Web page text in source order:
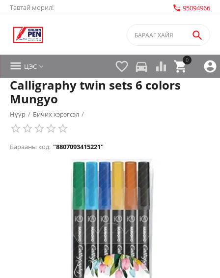
Тавтай морил! settings_phone 95094966


0

 directions_car 
 ЦЭС 
Calligraphy twin sets 6 colors
Mungyo
Нүүр / Бичих хэрэгсэл /
Барааны код: "8807093415221"